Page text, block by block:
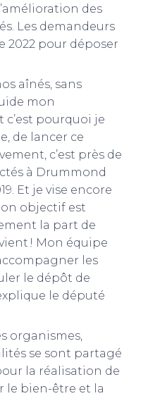
des
Les demandeurs
2022 pour déposer
aînés, sans
mon
pourquoi je
de lancer ce
c’est près de
à Drummond
Et je vise encore
objectif est
la part de
! Mon équipe
les
le dépôt de
le député
organismes,
se sont partagé
la réalisation de
le bien-être et la